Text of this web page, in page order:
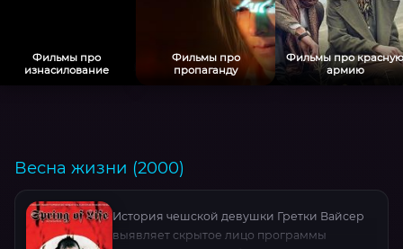
Фильмы про
изнасилование
Фильмы про
пропаганду
Фильмы про красную
армию
Весна жизни (2000)
История чешской девушки Гретки Вайсер
выявляет скрытое лицо программы